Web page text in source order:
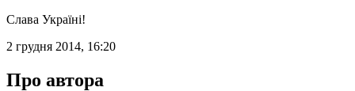
Слава Україні!
2 грудня 2014, 16:20
Про автора